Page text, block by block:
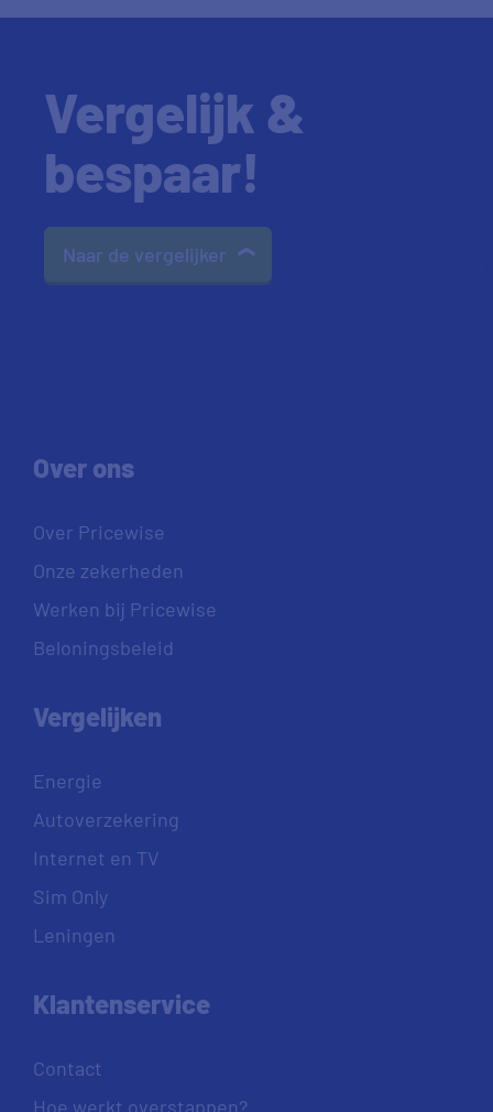
Vergelijk &
bespaar!
Naar de vergelijker
Over ons
Over Pricewise
Onze zekerheden
Werken bij Pricewise
Beloningsbeleid
Vergelijken
Energie
Autoverzekering
Internet en TV
Sim Only
Leningen
Klantenservice
Contact
Hoe werkt overstappen?